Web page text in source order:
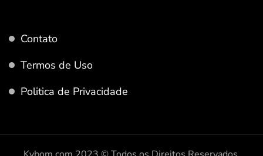
Contato
Termos de Uso
Politica de Privacidade